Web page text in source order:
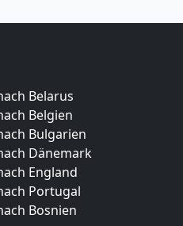
Belarus
Belgien
Bulgarien
Dänemark
England
Portugal
Bosnien